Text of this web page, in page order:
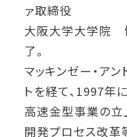
ァ取締役
大阪大学大学院
了。
マッキンゼー・ア
トを経て、1997年
高速金型事業の立
開発プロセス改革